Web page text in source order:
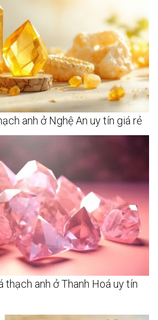
anh ở Nghệ An uy tín giá rẻ
thạch anh ở Thanh Hoá uy tín